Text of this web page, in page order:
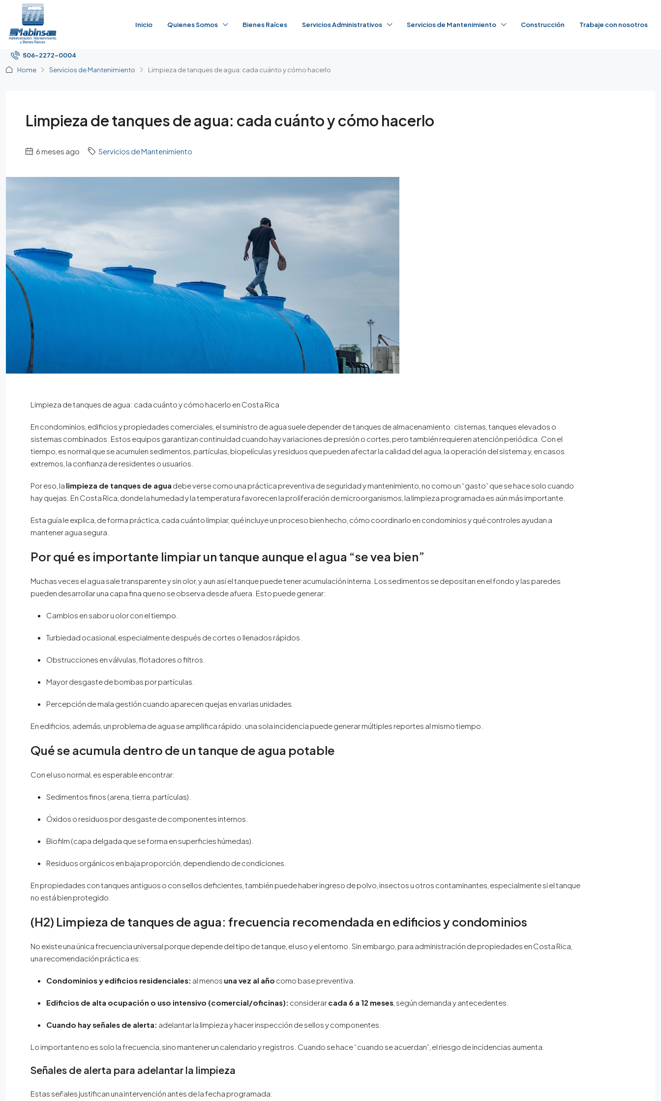
Inicio Quienes Somos Bienes Raíces Servicios Administrativos Servicios de Mantenimiento Construcción Trabaje con nosotros
506-2272-0004
Home
Servicios de Mantenimiento Limpieza de tanques de agua: cada cuánto y cómo hacerlo
Limpieza de tanques de agua: cada cuánto y cómo hacerlo
6 meses ago Servicios de Mantenimiento
Limpieza de tanques de agua: cada cuánto y cómo hacerlo en Costa Rica
En condominios, edificios y propiedades comerciales, el suministro de agua suele depender de tanques de almacenamiento: cisternas, tanques elevados o
sistemas combinados. Estos equipos garantizan continuidad cuando hay variaciones de presión o cortes, pero también requieren atención periódica. Con el
tiempo, es normal que se acumulen sedimentos, partículas, biopelículas y residuos que pueden afectar la calidad del agua, la operación del sistema y, en casos
extremos, la confianza de residentes o usuarios.
Por eso, la limpieza de tanques de agua debe verse como una práctica preventiva de seguridad y mantenimiento, no como un “gasto” que se hace solo cuando
hay quejas. En Costa Rica, donde la humedad y la temperatura favorecen la proliferación de microorganismos, la limpieza programada es aún más importante.
Esta guía le explica, de forma práctica, cada cuánto limpiar, qué incluye un proceso bien hecho, cómo coordinarlo en condominios y qué controles ayudan a
mantener agua segura.
Por qué es importante limpiar un tanque aunque el agua “se vea bien”
Muchas veces el agua sale transparente y sin olor, y aun así el tanque puede tener acumulación interna. Los sedimentos se depositan en el fondo y las paredes
pueden desarrollar una capa fina que no se observa desde afuera. Esto puede generar:
Cambios en sabor u olor con el tiempo.
Turbiedad ocasional, especialmente después de cortes o llenados rápidos.
Obstrucciones en válvulas, flotadores o filtros.
Mayor desgaste de bombas por partículas.
Percepción de mala gestión cuando aparecen quejas en varias unidades.
En edificios, además, un problema de agua se amplifica rápido: una sola incidencia puede generar múltiples reportes al mismo tiempo.
Qué se acumula dentro de un tanque de agua potable
Con el uso normal, es esperable encontrar:
Sedimentos finos (arena, tierra, partículas).
Óxidos o residuos por desgaste de componentes internos.
Biofilm (capa delgada que se forma en superficies húmedas).
Residuos orgánicos en baja proporción, dependiendo de condiciones.
En propiedades con tanques antiguos o con sellos deficientes, también puede haber ingreso de polvo, insectos u otros contaminantes, especialmente si el tanque
no está bien protegido.
(H2) Limpieza de tanques de agua: frecuencia recomendada en edificios y condominios
No existe una única frecuencia universal porque depende del tipo de tanque, el uso y el entorno. Sin embargo, para administración de propiedades en Costa Rica,
una recomendación práctica es:
Condominios y edificios residenciales: al menos una vez al año como base preventiva.
Edificios de alta ocupación o uso intensivo (comercial/oficinas): considerarcada 6 a 12 meses , según demanda y antecedentes.
Cuando hay señales de alerta: adelantar la limpieza y hacer inspección de sellos y componentes.
Lo importante no es solo la frecuencia, sino mantener un calendario y registros. Cuando se hace “cuando se acuerdan”, el riesgo de incidencias aumenta.
Señales de alerta para adelantar la limpieza
Estas señales justifican una intervención antes de la fecha programada: